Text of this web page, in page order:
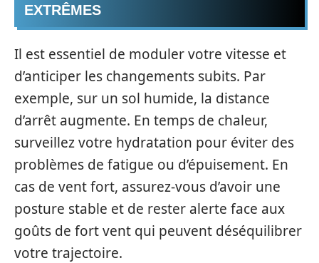
EXTRÊMES
Il est essentiel de moduler votre vitesse et
d’anticiper les changements subits. Par
exemple, sur un sol humide, la distance
d’arrêt augmente. En temps de chaleur,
surveillez votre hydratation pour éviter des
problèmes de fatigue ou d’épuisement. En
cas de vent fort, assurez-vous d’avoir une
posture stable et de rester alerte face aux
goûts de fort vent qui peuvent déséquilibrer
votre trajectoire.